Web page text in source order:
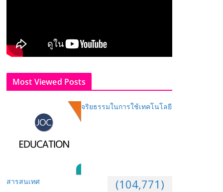
Most Viewed Posts
จริยธรรมในการใช้เทคโนโลยี
สารสนเทศ (104,771)